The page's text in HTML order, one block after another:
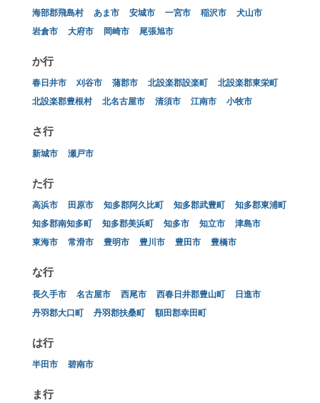
海部郡飛島村
あま市 安城市 一宮市 稲沢市
犬山市
岩倉市
大府市 岡崎市 尾張旭市
か行
春日井市 刈谷市 蒲郡市 北設楽郡設楽町
北設楽郡東栄町
北設楽郡豊根村
北名古屋市 清須市 江南市 小牧市
さ行
新城市 瀬戸市
た行
高浜市 田原市 知多郡阿久比町 知多郡武豊町
知多郡東浦町
知多郡南知多町
知多郡美浜町 知多市 知立市
津島市
東海市
常滑市 豊明市 豊川市 豊田市 豊橋市
な行
長久手市 名古屋市 西尾市 西春日井郡豊山町
日進市
丹羽郡大口町
丹羽郡扶桑町 額田郡幸田町
は行
半田市 碧南市
ま行